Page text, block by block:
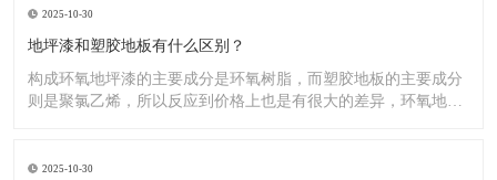
2025-10-30
地坪漆和塑胶地板有什么区别？
构成环氧地坪漆的主要成分是环氧树脂，而塑胶地板的主要成分
则是聚氯乙烯，所以反应到价格上也是有很大的差异，环氧地坪
2025-10-30